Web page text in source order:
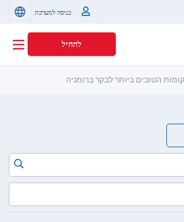
כניסה למערכת
להחיל
הטובים ביותר לבקר ברומניה